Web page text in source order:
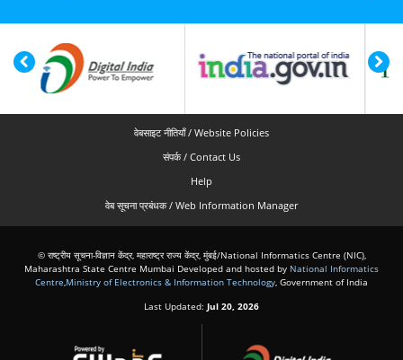
वेबसाइट नीतियाँ / Website Policies
संपर्क / Contact Us
Help
वेब सूचना प्रबंधक / Web Information Manager
© राष्ट्रीय सूचना-विज्ञान केंद्र, महाराष्ट्र राज्य केंद्र, मुंबई/National Informatics Centre (NIC),
Maharashtra State Centre Mumbai Developed and hosted by National Informatics
Centre Ministry of Electronics & Information Technology , Government of India
Last Updated: Jul 20, 2026